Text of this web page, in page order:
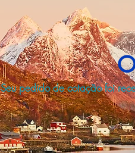
Seu pedido de cotação foi